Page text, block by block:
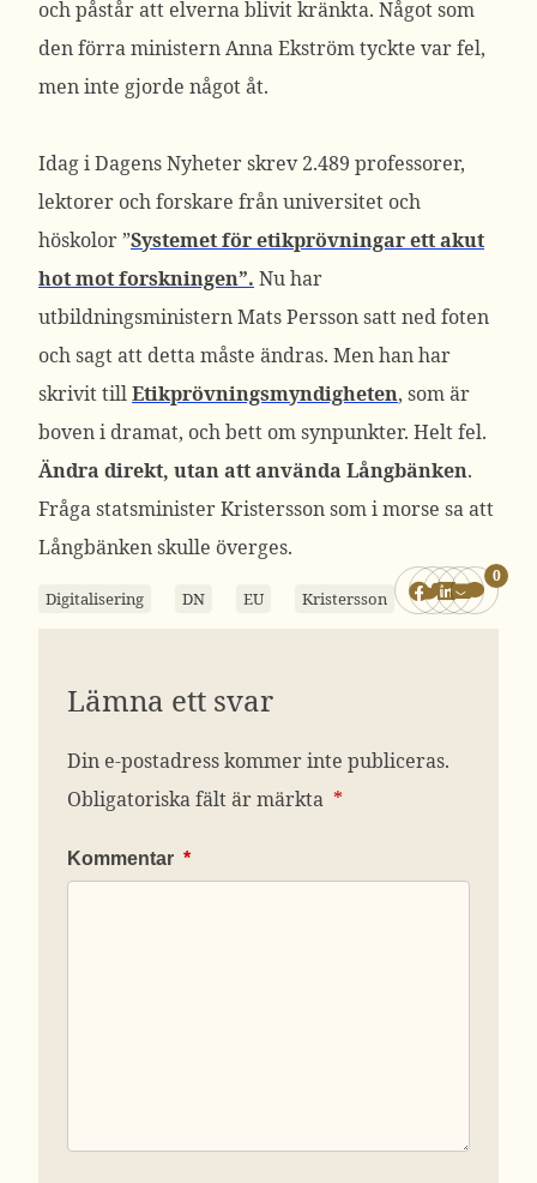
och påstår att elverna blivit kränkta. Något som
den förra ministern Anna Ekström tyckte var fel,
men inte gjorde något åt.
Idag i Dagens Nyheter skrev 2.489 professorer,
lektorer och forskare från universitet och
höskolor ”Systemet för etikprövningar ett akut
hot mot forskningen”. Nu har
utbildningsministern Mats Persson satt ned foten
och sagt att detta måste ändras. Men han har
skrivit tillEtikprövningsmyndigheten, som är
boven i dramat, och bett om synpunkter. Helt fel.
Ändra direkt, utan att använda Långbänken.
Fråga statsminister Kristersson som i morse sa att
Långbänken skulle överges.
Digitalisering DN EU Kristersson
0
Lämna ett svar
Din e-postadress kommer inte publiceras.
Obligatoriska fält är märkta *
Kommentar *